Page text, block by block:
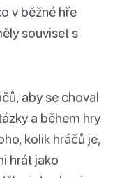
v běžné hře
souviset s
aby se choval
a během hry
kolik hráčů je,
hrát jako